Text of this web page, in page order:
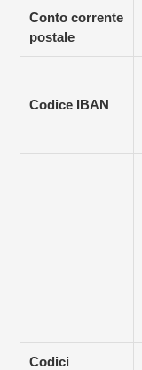
Conto corrente
postale
Codice IBAN
Codici